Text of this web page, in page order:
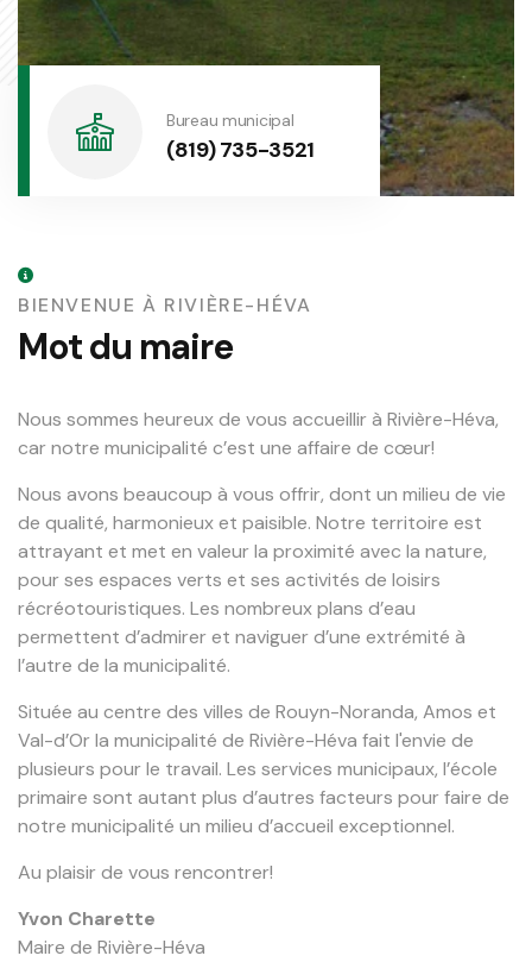
Bureau municipal
(819) 735-3521
BIENVENUE À RIVIÈRE-HÉVA
Mot du maire
Nous sommes heureux de vous accueillir à Rivière-Héva,
car notre municipalité c’est une affaire de cœur!
Nous avons beaucoup à vous offrir, dont un milieu de vie
de qualité, harmonieux et paisible. Notre territoire est
attrayant et met en valeur la proximité avec la nature,
pour ses espaces verts et ses activités de loisirs
récréotouristiques. Les nombreux plans d’eau
permettent d’admirer et naviguer d’une extrémité à
l’autre de la municipalité.
Située au centre des villes de Rouyn-Noranda, Amos et
Val-d’Or la municipalité de Rivière-Héva fait l'envie de
plusieurs pour le travail. Les services municipaux, l’école
primaire sont autant plus d’autres facteurs pour faire de
notre municipalité un milieu d’accueil exceptionnel.
Au plaisir de vous rencontrer!
Yvon Charette
Maire de Rivière-Héva